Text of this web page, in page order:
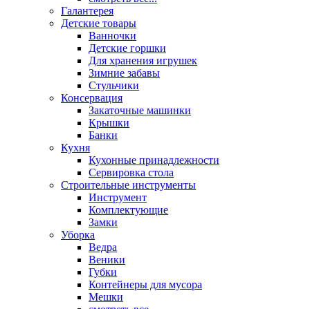
Галантерея
Детские товары
Ванночки
Детские горшки
Для хранения игрушек
Зимние забавы
Стульчики
Консервация
Закаточные машинки
Крышки
Банки
Кухня
Кухонные принадлежности
Сервировка стола
Строительные инструменты
Инструмент
Комплектующие
Замки
Уборка
Ведра
Веники
Губки
Контейнеры для мусора
Мешки